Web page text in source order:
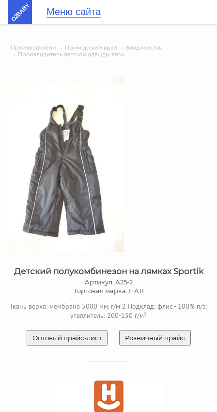
OZBABY Меню сайта
Производители › Приморский край › Владивосток
› Производитель детской одежды Хати
Детский полукомбинезон на лямках Sportik
Артикул: А25-2
Торговая марка: HATI
Ткань верха: мембрана 5000 мм. г/м 2 Подклад: флис - 100% п/э;
утеплитель: 200-150 г/м²
Оптовый прайс-лист Розничный прайс